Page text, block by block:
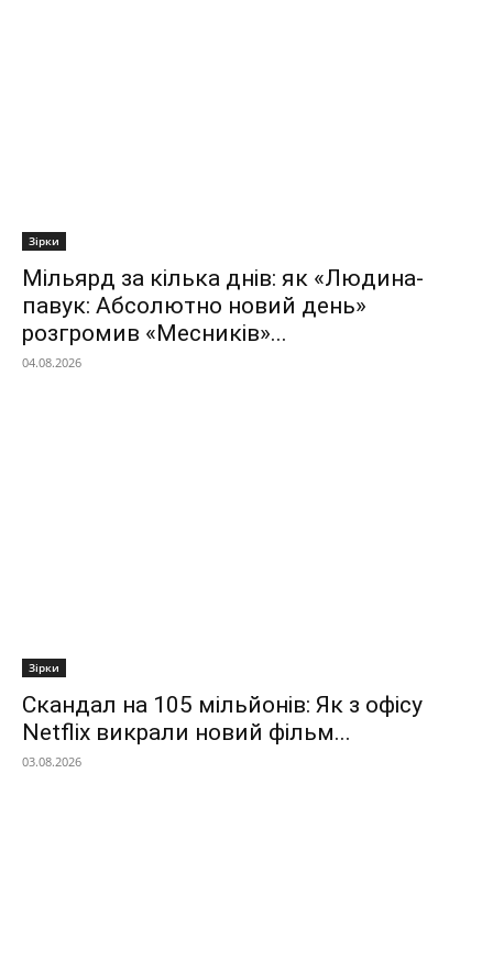
Зірки
Мільярд за кілька днів: як «Людина-
павук: Абсолютно новий день»
розгромив «Месників»...
04.08.2026
Зірки
Скандал на 105 мільйонів: Як з офісу
Netflix викрали новий фільм...
03.08.2026